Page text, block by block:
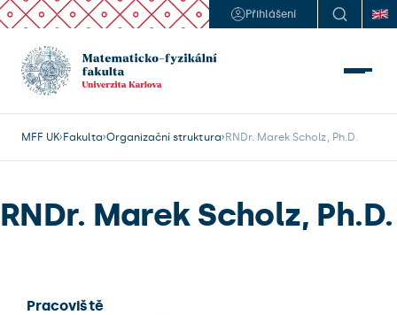
Přihlášení
MFF UK Fakulta Organizační struktura RNDr. Marek Scholz, Ph.D.
RNDr. Marek Scholz, Ph.D.
Pracoviště